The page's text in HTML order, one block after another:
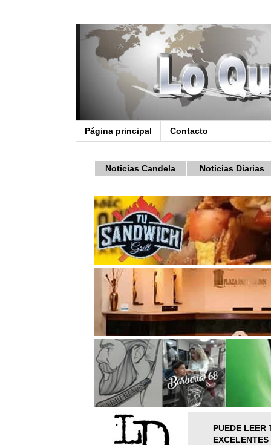
Página principal Contacto
Noticias Candela Noticias Diarias
PUEDE LEER